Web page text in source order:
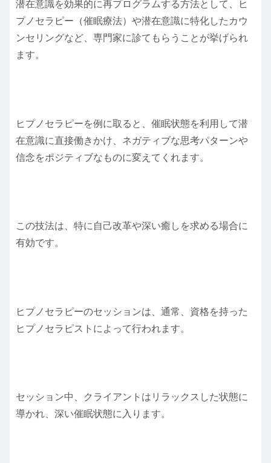
潜在意識を効果的に再プログラムする方法として、ヒ
プノセラピー（催眠療法）や潜在意識に特化したカウ
ンセリングなど、専門家に診てもらうことが挙げられ
ます。
ヒプノセラピーを例に取ると、催眠状態を利用して潜
在意識に直接働きかけ、ネガティブな思考パターンや
信念をポジティブなものに変えてくれます。
この技法は、特に自己改革や深い癒しを求める場合に
有効です。
ヒプノセラピーのセッションは、通常、資格を持った
ヒプノセラピストによって行われます。
セッション中、クライアントはリラックスした状態に
導かれ、深い催眠状態に入ります。